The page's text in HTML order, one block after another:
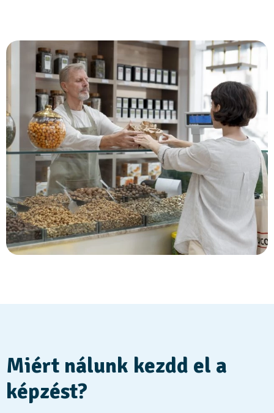
Miért nálunk kezdd el a
képzést?